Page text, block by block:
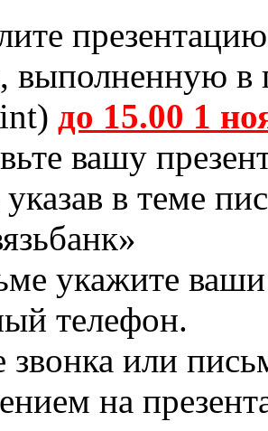
, выполненную в
до 15.00 1
вашу
указав в теме
укажите
телефон.
или
на